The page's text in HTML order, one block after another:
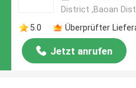
District ,Baoan
5.0
Überprüfter
Jetzt anrufen